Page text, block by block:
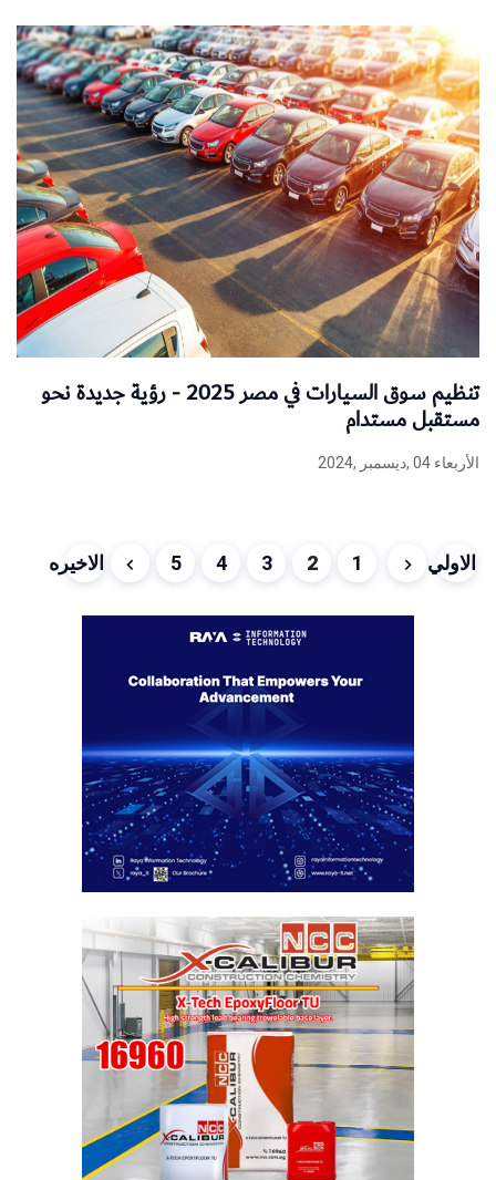
تنظيم سوق السيارات في مصر 2025 - رؤية جديدة نحو
مستقبل مستدام
الأربعاء 04 ,ديسمبر ,2024
الاولي 1
2
3
4
5 الاخيره